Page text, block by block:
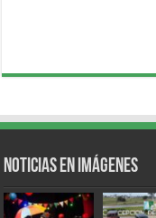
Noticias en Imágenes